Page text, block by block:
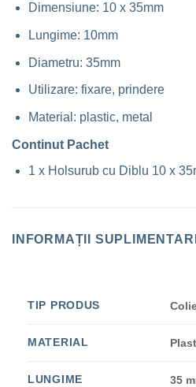
Dimensiune: 10 x 35mm
Lungime: 10mm
Diametru: 35mm
Utilizare: fixare, prindere
Material: plastic, metal
Continut Pachet
1 x Holsurub cu Diblu 10 x
INFORMAȚII
TIP PRODUS
MATERIAL
LUNGIME 35